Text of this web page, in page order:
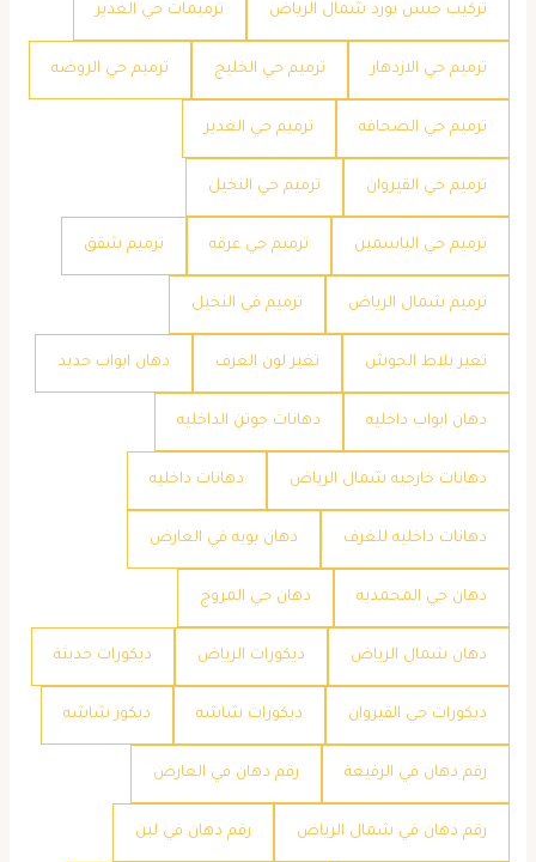
تركيب جبس بورد شمال الرياض ترميمات حي الغدير
ترميم حي الازدهار ترميم حي الخليج ترميم حي الروضه
ترميم حي الصحافه ترميم حي الغدير
ترميم حي القيروان ترميم حي النخيل
ترميم حي الياسمين ترميم حي عرقه ترميم شقق
ترميم شمال الرياض ترميم في النخيل
تغير بلاط الحوش تغير لون الغرف دهان ابواب حديد
دهان ابواب داخليه دهانات جوتن الداخليه
دهانات خارجيه شمال الرياض دهانات داخليه
دهانات داخليه للغرف دهان بويه في العارض
دهان حي المحمديه دهان حي المروج
دهان شمال الرياض ديكورات الرياض ديكورات حديثة
ديكورات حي القيروان ديكورات شاشه ديكور شاشه
رقم دهان في الرفيعة رقم دهان في العارض
رقم دهان في شمال الرياض رقم دهان في لبن